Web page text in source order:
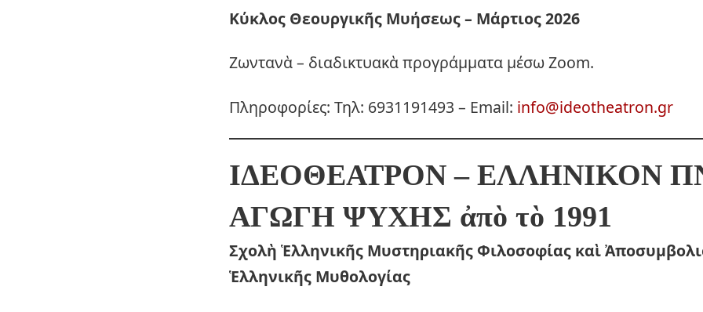
Κύκλος Θεουργικῆς Μυήσεως – Μάρτιος 2026
Ζωντανὰ – διαδικτυακὰ προγράμματα μέσω Zoom.
Πληροφορίες: Τηλ: 6931191493 – Email: info@ideotheatron.gr
ΙΔΕΟΘΕΑΤΡΟΝ – ΕΛΛΗΝΙΚΟΝ
ΑΓΩΓΗ ΨΥΧΗΣ ἀπὸ τὸ 1991
Σχολὴ Ἑλληνικῆς Μυστηριακῆς Φιλοσοφίας καὶ
Ἑλληνικῆς Μυθολογίας